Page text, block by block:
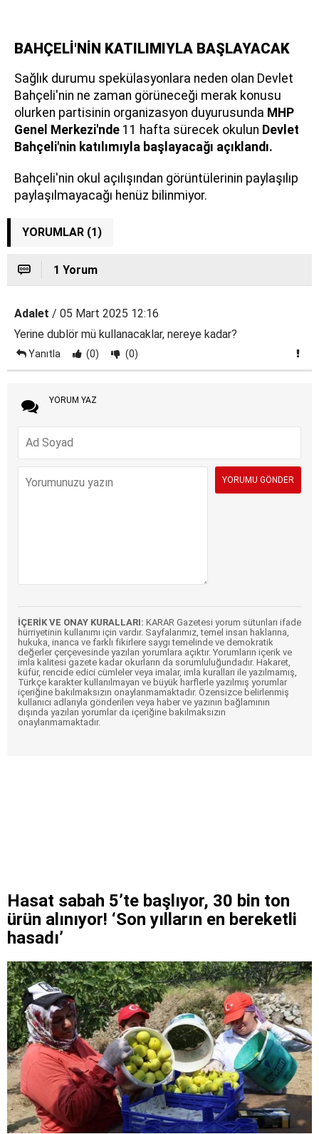
BAHÇELİ'NİN KATILIMIYLA BAŞLAYACAK
Sağlık durumu spekülasyonlara neden olan Devlet
Bahçeli'nin ne zaman görüneceği merak konusu
olurken partisinin organizasyon duyurusunda MHP
Genel Merkezi'nde 11 hafta sürecek okulun Devlet
Bahçeli'nin katılımıyla başlayacağı açıklandı.
Bahçeli'nin okul açılışından görüntülerinin paylaşılıp
paylaşılmayacağı henüz bilinmiyor.
YORUMLAR (1)
1 Yorum
Adalet / 05 Mart 2025 12:16
Yerine dublör mü kullanacaklar, nereye kadar?
Yanıtla (0) (0)
YORUM YAZ
İÇERİK VE ONAY KURALLARI: KARAR Gazetesi yorum sütunları ifade
hürriyetinin kullanımı için vardır. Sayfalarımız, temel insan haklarına,
hukuka, inanca ve farklı fikirlere saygı temelinde ve demokratik
değerler çerçevesinde yazılan yorumlara açıktır. Yorumların içerik ve
imla kalitesi gazete kadar okurların da sorumluluğundadır. Hakaret,
küfür, rencide edici cümleler veya imalar, imla kuralları ile yazılmamış,
Türkçe karakter kullanılmayan ve büyük harflerle yazılmış yorumlar
içeriğine bakılmaksızın onaylanmamaktadır. Özensizce belirlenmiş
kullanıcı adlarıyla gönderilen veya haber ve yazının bağlamının
dışında yazılan yorumlar da içeriğine bakılmaksızın
onaylanmamaktadır.
Hasat sabah 5’te başlıyor, 30 bin ton
ürün alınıyor! ‘Son yılların en bereketli
hasadı’